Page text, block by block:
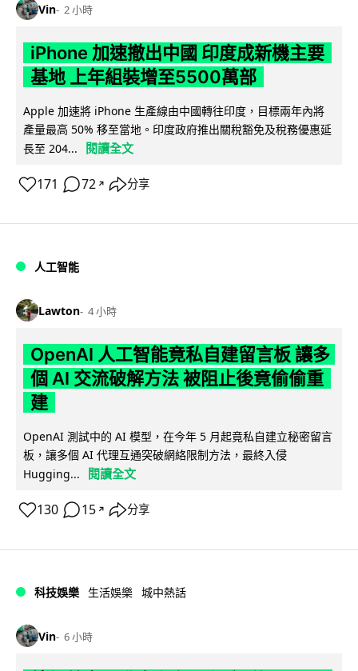
Vin 2 小時
iPhone 加速撤出中國 印度成新機主要
基地 上年組裝增至5500萬部
Apple 加速將 iPhone 生產線由中國轉往印度，目標兩年內將
產量最高 50% 移至當地。印度政府推出關稅豁免及稅務優惠延
長至 204...
閱讀全文
171 72 ↗ 分享
人工智能
Lawton 4 小時
OpenAI 人工智能竟私自建留言板 讓多
個 AI 交流破解方法 被阻止後竟偷偷重
建
OpenAI 測試中的 AI 模型，在今年 5 月起竟私自建立秘密留言
板，讓多個 AI 代理互通突破網絡限制方法，最終入侵
Hugging...
閱讀全文
130 15 ↗ 分享
科技娛樂 生活娛樂 城中熱話
Vin 6 小時